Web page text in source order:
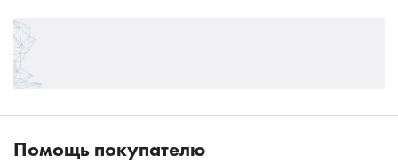
Помощь покупателю